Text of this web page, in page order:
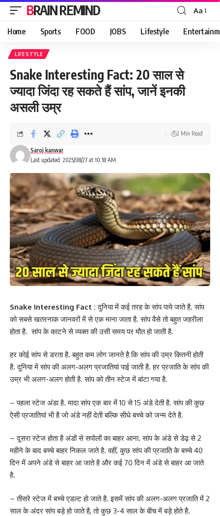
BRAIN REMIND
Font
Resizer
Aa
Home Sports FOOD JOBS Lifestyle
LIFESTYLE
Snake Interesting Fact: 20 साल से
ज्यादा जिंदा रह सकते हैं सांप, जानें इनकी
असली उम्र
Last updated: 2025/08/27 at 10:18 AM
Saroj kanwar
2 Min Read
Snake Interesting Fact : दुनिया में कई तरह के सांप पाये जाते है. सांप
को सबसे खतरनाक जानवरों में से एक माना जाता है. सांप वैसे तो बहुत जहरीला
होता है. सांप के काटने से व्यक्त की उसी समय पर मौत हो जाती है.
हर कोई सांप से डरता है. बहुत कम लोग जानते है कि सांप की उम्र कितनी होती
है. दुनिया में सांप की अलग-अलग प्रजातियां पाई जाती है. हर प्रजाति के सांप की
उम्र भी अलग-अलग होती है. सांप को तीन स्टेज में बांटा गया है.
– पहला स्टेज अंडा है. मादा सांप एक बार में 10 से 15 अंडे देती है. सांप की कुछ
ऐसी प्रजातियां भी है जो अंडे नहीं देती बल्कि सीधे बच्चे को जन्म देते है.
– दूसरा स्टेज होता है अंडों से सपोलों का बाहर आना. सांप के अंडे से डेढ़ से 2
महीने के बाद बच्चे बाहर निकल जाते है. वहीं, कुछ सांप की प्रजाति के बच्चे 40
दिन में अपने अंडे से बाहर आ जाते है और कई 70 दिन में अंडे से बाहर आ जाते
है.
– तीसरे स्टेज में बच्चे एडल्ट हो जाते है. इसमें सांप की अलग-अलग प्रजाति में 2
साल के अंदर सांप बड़े हो जाते है, तो कुछ 3-4 साल के बीच में बड़े होते है.